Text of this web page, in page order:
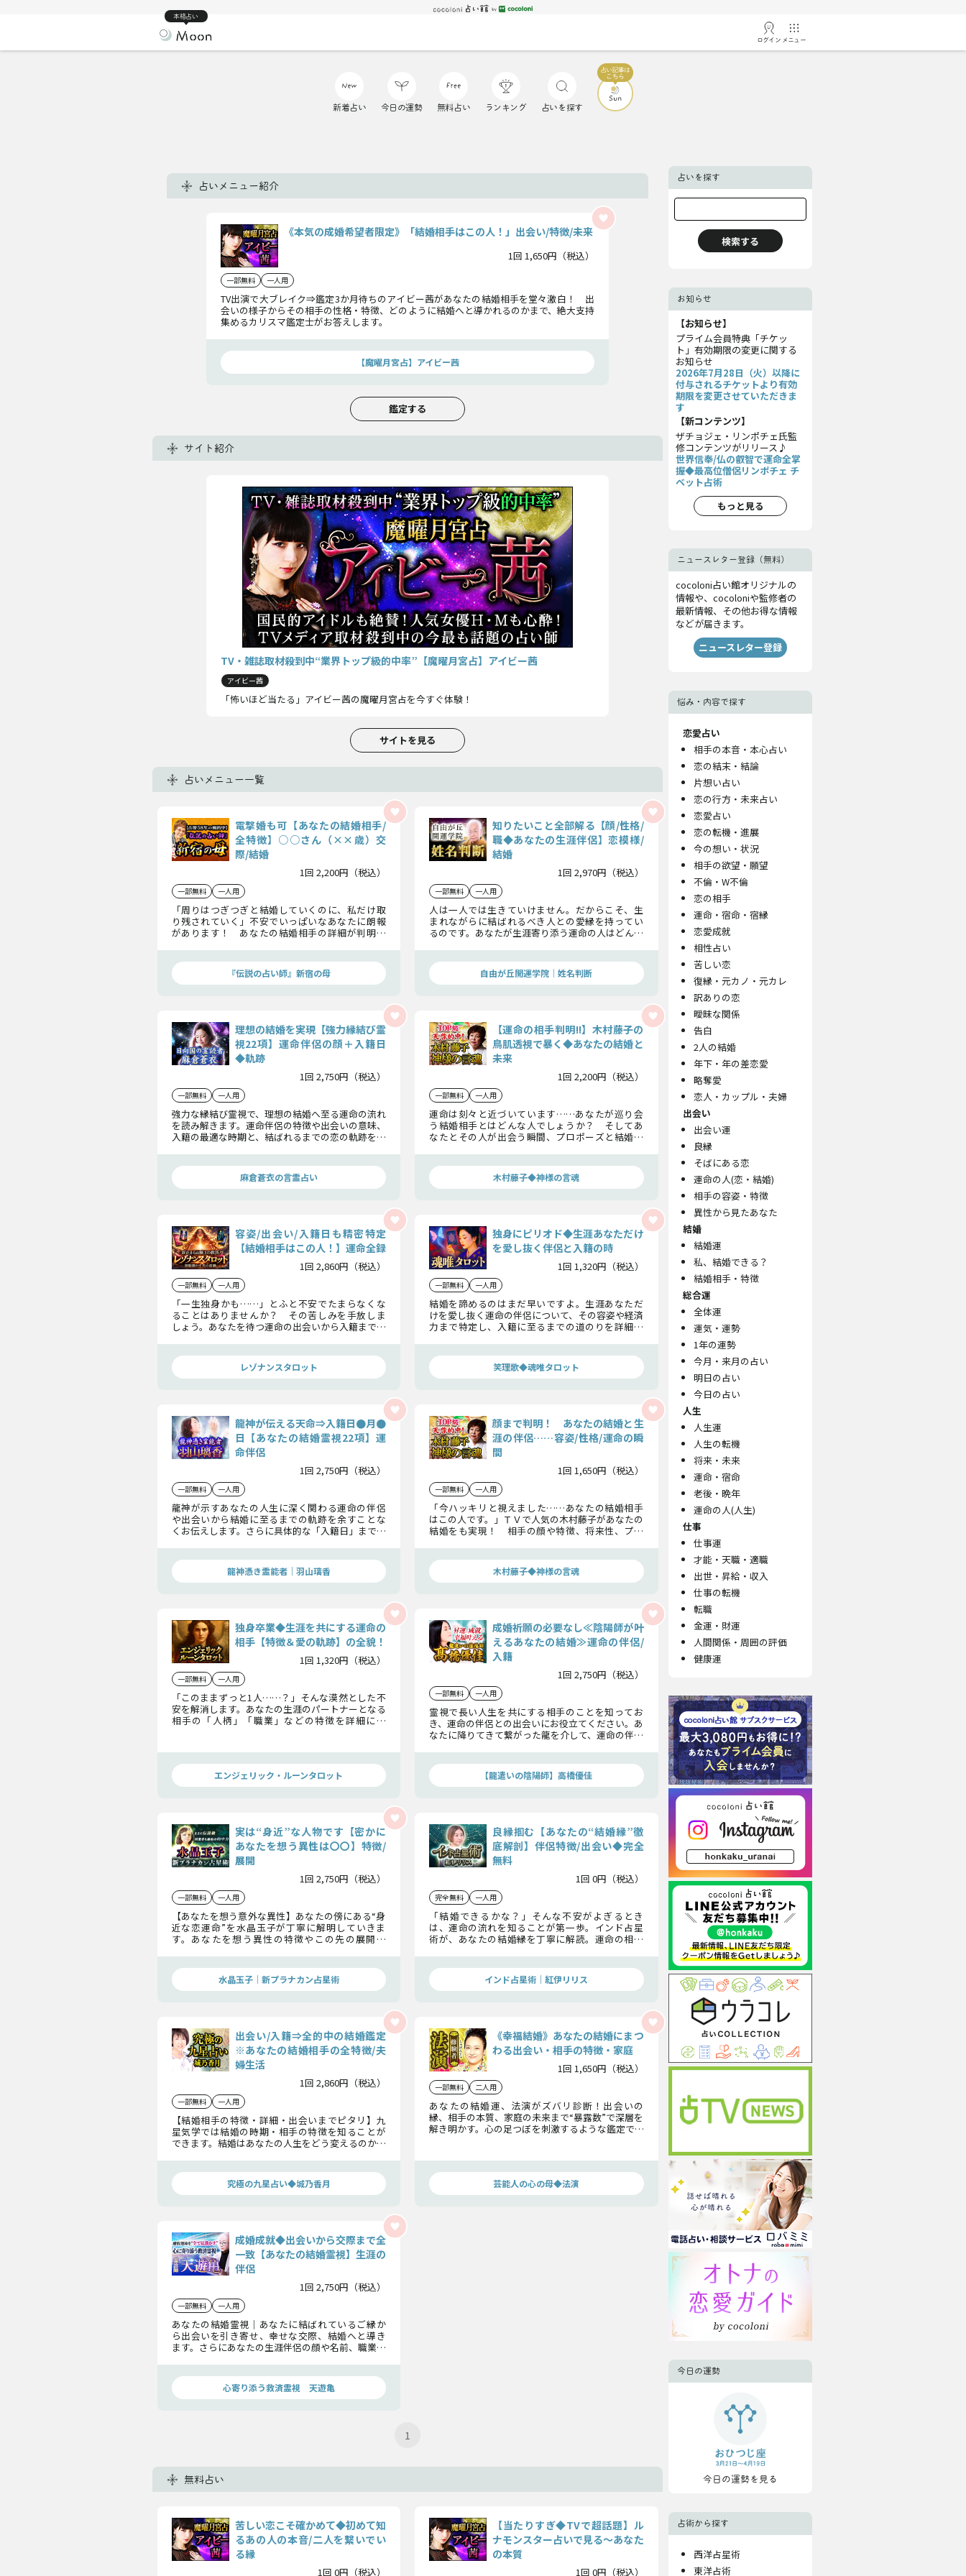
本格占い
ログイン メニュー
新着占い 今日の運勢 無料占い ランキング 占いを探す
占いメニュー紹介
《本気の成婚希望者限定》「結婚相手はこの人！」出会い/特徴/未来
1回 1,650円（税込）
一部無料 一人用
TV出演で大ブレイク⇒鑑定3か月待ちのアイビー茜があなたの結婚相手を堂々激白！ 出
会いの様子からその相手の性格・特徴、どのように結婚へと導かれるのかまで、絶大支持
集めるカリスマ鑑定士がお答えします。
【魔曜月宮占】アイビー茜
鑑定する
サイト紹介
TV・雑誌取材殺到中“業界トップ級的中率”【魔曜月宮占】アイビー茜
アイビー茜
「怖いほど当たる」アイビー茜の魔曜月宮占を今すぐ体験！
サイトを見る
占いメニュー一覧
電撃婚も可【あなたの結婚相手/
全特徴】○○さん（××歳）交
際/結婚
1回 2,200円（税込）
一部無料 一人用
「周りはつぎつぎと結婚していくのに、私だけ取
り残されていく」不安でいっぱいなあなたに朗報
があります！ あなたの結婚相手の詳細が判明し
『伝説の占い師』新宿の母
知りたいこと全部解る【顔/性格/
職◆あなたの生涯伴侶】恋模様/
結婚
1回 2,970円（税込）
一部無料 一人用
人は一人では生きていけません。だからこそ、生
まれながらに結ばれるべき人との愛縁を持ってい
るのです。あなたが生涯寄り添う運命の人はどんな
自由が丘開運学院│姓名判断
理想の結婚を実現【強力縁結び霊
視22項】運命伴侶の顔＋入籍日
◆軌跡
1回 2,750円（税込）
一部無料 一人用
強力な縁結び霊視で、理想の結婚へ至る運命の流れ
を読み解きます。運命伴侶の特徴や出会いの意味、
入籍の最適な時期と、結ばれるまでの恋の軌跡を明
麻倉蒼衣の言霊占い
【運命の相手判明!!】木村藤子の
鳥肌透視で暴く◆あなたの結婚と
未来
1回 2,200円（税込）
一部無料 一人用
運命は刻々と近づいています……あなたが巡り会
う結婚相手とはどんな人でしょうか？ そしてあ
なたとその人が出会う瞬間、プロポーズと結婚生
木村藤子◆神様の言魂
容姿/出会い/入籍日も精密特定
【結婚相手はこの人！】運命全録
1回 2,860円（税込）
一部無料 一人用
「一生独身かも……」とふと不安でたまらなくな
ることはありませんか？ その苦しみを手放しま
しょう。あなたを待つ運命の出会いから入籍まで、
レゾナンスタロット
独身にピリオド◆生涯あなただけ
を愛し抜く伴侶と入籍の時
1回 1,320円（税込）
一部無料 一人用
結婚を諦めるのはまだ早いですよ。生涯あなただ
けを愛し抜く運命の伴侶について、その容姿や経済
力まで特定し、入籍に至るまでの道のりを詳細に
笑理歌◆魂唯タロット
龍神が伝える天命⇒入籍日●月●
日【あなたの結婚霊視22項】運
命伴侶
1回 2,750円（税込）
一部無料 一人用
龍神が示すあなたの人生に深く関わる運命の伴侶
や出会いから結婚に至るまでの軌跡を余すことな
くお伝えします。さらに具体的な「入籍日」までも
龍神憑き霊能者｜羽山璃香
顔まで判明！ あなたの結婚と生
涯の伴侶……容姿/性格/運命の瞬
間
1回 1,650円（税込）
一部無料 一人用
「今ハッキリと視えました……あなたの結婚相手
はこの人です。」ＴＶで人気の木村藤子があなたの
結婚をも実現！ 相手の顔や特徴、将来性、プロ
木村藤子◆神様の言魂
独身卒業◆生涯を共にする運命の
相手【特徴＆愛の軌跡】の全貌！
1回 1,320円（税込）
一部無料 一人用
「このままずっと1人……？」そんな漠然とした不
安を解消します。あなたの生涯のパートナーとなる
相手の「人柄」「職業」などの特徴を詳細に鑑
エンジェリック・ルーンタロット
成婚祈願の必要なし≪陰陽師が叶
えるあなたの結婚≫運命の伴侶/
入籍
1回 2,750円（税込）
一部無料 一人用
霊視で長い人生を共にする相手のことを知ってお
き、運命の伴侶との出会いにお役立てください。あ
なたに降りてきて繋がった龍を介して、運命の伴侶
【龍遣いの陰陽師】高橋優佳
実は“身近”な人物です【密かに
あなたを想う異性は〇〇】特徴/
展開
1回 2,750円（税込）
一部無料 一人用
【あなたを想う意外な異性】あなたの傍にある“身
近な恋運命”を水晶玉子が丁寧に解明していきま
す。あなたを想う異性の特徴やこの先の展開ま
水晶玉子｜新プラナカン占星術
良縁掴む【あなたの“結婚縁”徹
底解剖】伴侶特徴/出会い◆完全
無料
1回 0円（税込）
完全無料 一人用
「結婚できるかな？」そんな不安がよぎるとき
は、運命の流れを知ることが第一歩。インド占星
術が、あなたの結婚縁を丁寧に解読。運命の相手
インド占星術｜紅伊リリス
出会い/入籍⇒全的中の結婚鑑定
※あなたの結婚相手の全特徴/夫
婦生活
1回 2,860円（税込）
一部無料 一人用
【結婚相手の特徴・詳細・出会いまでピタリ】九
星気学では結婚の時期・相手の特徴を知ることが
できます。結婚はあなたの人生をどう変えるのか、
究極の九星占い◆城乃香月
《幸福結婚》あなたの結婚にまつ
わる出会い・相手の特徴・家庭
1回 1,650円（税込）
一部無料 二人用
あなたの結婚運、法演がズバリ診断！出会いの
縁、相手の本質、家庭の未来まで“暴露数”で深層を
解き明かす。心の足つぼを刺激するような鑑定で、
芸能人の心の母◆法演
成婚成就◆出会いから交際まで全
一致【あなたの結婚霊視】生涯の
伴侶
1回 2,750円（税込）
一部無料 一人用
あなたの結婚霊視｜あなたに結ばれているご縁か
ら出会いを引き寄せ、幸せな交際、結婚へと導き
ます。さらにあなたの生涯伴侶の顔や名前、職業ま
心寄り添う救済霊視 天遊亀
1
無料占い
苦しい恋こそ確かめて◆初めて知
るあの人の本音/二人を繋いでい
る縁
1回 0円（税込）
【当たりすぎ◆TVで超話題】ル
ナモンスター占いで見る〜あなた
の本質
1回 0円（税込）
占いを探す
お知らせ
【お知らせ】
プライム会員特典「チケッ
ト」有効期限の変更に関する
お知らせ
2026年7月28日（火）以降に
付与されるチケットより有効
期限を変更させていただきま
す
【新コンテンツ】
ザチョジェ・リンポチェ氏監
修コンテンツがリリース♪
世界信奉/仏の叡智で運命全掌
握◆最高位僧侶リンポチェ チ
ベット占術
もっと見る
ニュースレター登録（無料）
cocoloni占い館オリジナルの
情報や、cocoloniや監修者の
最新情報、その他お得な情報
などが届きます。
ニュースレター登録
悩み・内容で探す
恋愛占い
相手の本音・本心占い
恋の結末・結論
片想い占い
恋の行方・未来占い
恋愛占い
恋の転機・進展
今の想い・状況
相手の欲望・願望
不倫・W不倫
恋の相手
運命・宿命・宿縁
恋愛成就
相性占い
苦しい恋
復縁・元カノ・元カレ
訳ありの恋
曖昧な関係
告白
2人の結婚
年下・年の差恋愛
略奪愛
恋人・カップル・夫婦
出会い
出会い運
良縁
そばにある恋
運命の人(恋・結婚)
相手の容姿・特徴
異性から見たあなた
結婚
結婚運
私、結婚できる？
結婚相手・特徴
総合運
全体運
運気・運勢
1年の運勢
今月・来月の占い
明日の占い
今日の占い
人生
人生運
人生の転機
将来・未来
運命・宿命
老後・晩年
運命の人(人生)
仕事
仕事運
才能・天職・適職
出世・昇給・収入
仕事の転機
転職
金運・財運
人間関係・周囲の評価
健康運
今日の運勢
今日の運勢を見る
占術から探す
西洋占星術
東洋占術